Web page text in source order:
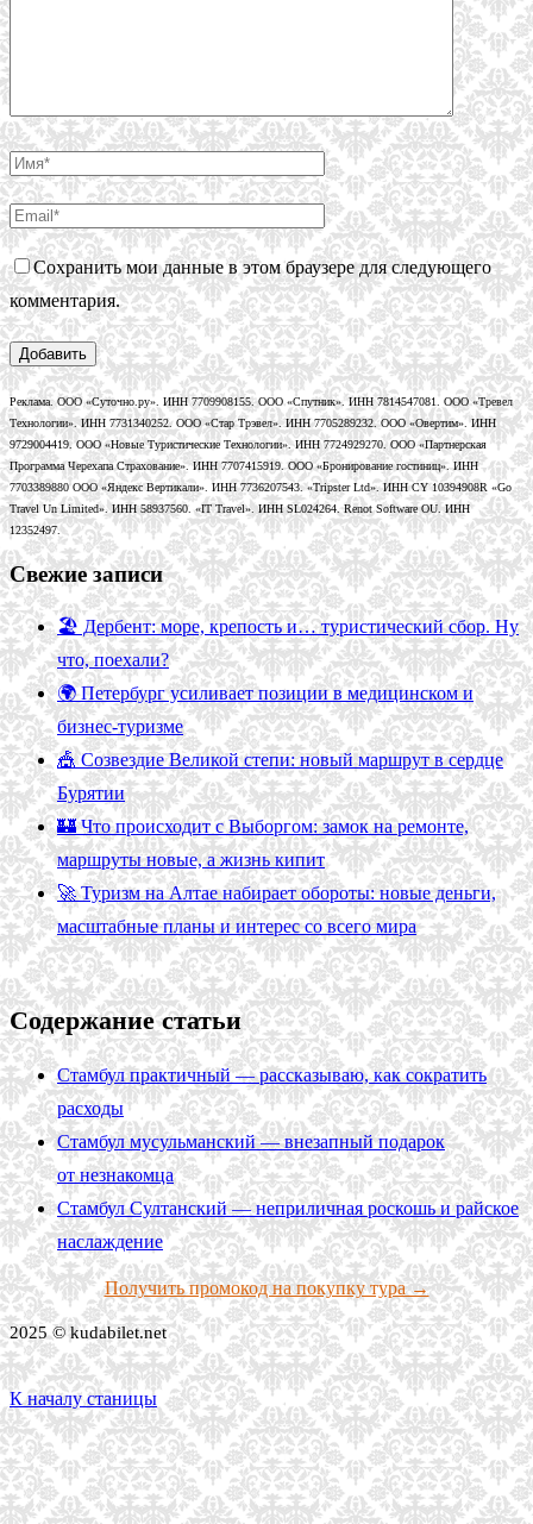
Сохранить мои данные в этом браузере для следующего
комментария.
Реклама. ООО «Суточно.ру». ИНН 7709908155. ООО «Спутник». ИНН 7814547081. ООО «Тревел
Технологии». ИНН 7731340252. ООО «Стар Трэвел». ИНН 7705289232. ООО «Овертим». ИНН
9729004419. ООО «Новые Туристические Технологии». ИНН 7724929270. ООО «Партнерская
Программа Черехапа Страхование». ИНН 7707415919. ООО «Бронирование гостиниц». ИНН
7703389880 ООО «Яндекс Вертикали». ИНН 7736207543. «Tripster Ltd». ИНН CY 10394908R «Go
Travel Un Limited». ИНН 58937560. «IT Travel». ИНН SL024264. Renot Software OU. ИНН
12352497.
Свежие записи
🏖️ Дербент: море, крепость и… туристический сбор. Ну
что, поехали?
🌍 Петербург усиливает позиции в медицинском и
бизнес-туризме
🎪 Созвездие Великой степи: новый маршрут в сердце
Бурятии
🏰 Что происходит с Выборгом: замок на ремонте,
маршруты новые, а жизнь кипит
🚀 Туризм на Алтае набирает обороты: новые деньги,
масштабные планы и интерес со всего мира
Содержание статьи
Стамбул практичный — рассказываю, как сократить
расходы
Стамбул мусульманский — внезапный подарок
от незнакомца
Стамбул Султанский — неприличная роскошь и райское
наслаждение
Получить промокод на покупку тура →
2025 © kudabilet.net
К началу станицы